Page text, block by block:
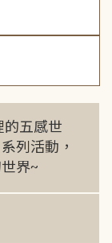
的五感世
列活動，
界~